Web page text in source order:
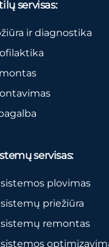
servisas:
ir diagnostika
servisas:
plovimas
priežiūra
remontas